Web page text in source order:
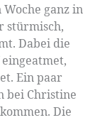
ganz in
stürmisch,
Dabei die
Ein paar
bei Christine
Die